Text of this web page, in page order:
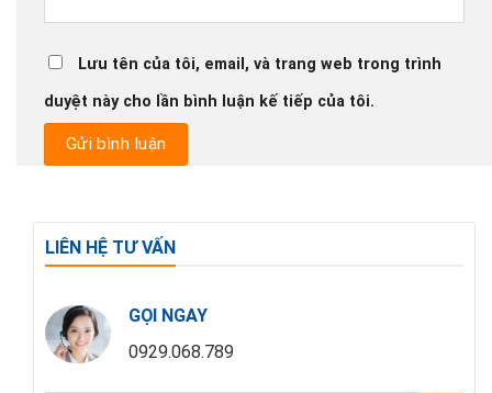
Lưu tên của tôi, email, và trang web trong trình
duyệt này cho lần bình luận kế tiếp của tôi.
LIÊN HỆ TƯ VẤN
GỌI NGAY
0929.068.789